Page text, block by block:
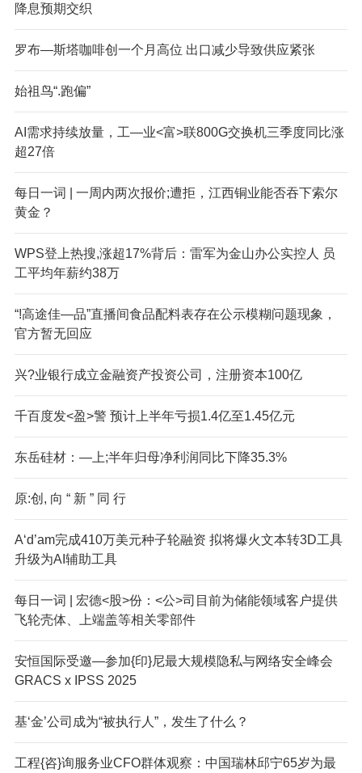
降息预期交织
罗布—斯塔咖啡创一个月高位 出口减少导致供应紧张
始祖鸟“.跑偏”
AI需求持续放量，工—业<富>联800G交换机三季度同比涨
超27倍
每日一词 | 一周内两次报价;遭拒，江西铜业能否吞下索尔
黄金？
WPS登上热搜,涨超17%背后：雷军为金山办公实控人 员
工平均年薪约38万
“!高途佳—品”直播间食品配料表存在公示模糊问题现象，
官方暂无回应
兴?业银行成立金融资产投资公司，注册资本100亿
千百度发<盈>警 预计上半年亏损1.4亿至1.45亿元
东岳硅材：—上;半年归母净利润同比下降35.3%
原:创, 向 “ 新 ” 同 行
A‘d’am完成410万美元种子轮融资 拟将爆火文本转3D工具
升级为AI辅助工具
每日一词 | 宏德<股>份：<公>司目前为储能领域客户提供
飞轮壳体、上端盖等相关零部件
安恒国际受邀—参加{印}尼最大规模隐私与网络安全峰会
GRACS x IPSS 2025
基‘金’公司成为“被执行人”，发生了什么？
工程{咨}询服务业CFO群体观察：中国瑞林邱宁65岁为最